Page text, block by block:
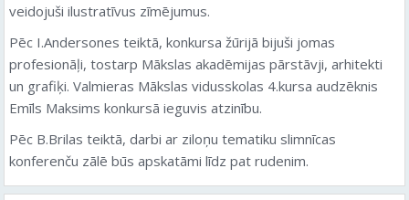
veidojuši ilustratīvus zīmējumus.
Pēc I.Andersones teiktā, konkursa žūrijā bijuši jomas
profesionāļi, tostarp Mākslas akadēmijas pārstāvji, arhitekti
un grafiķi. Valmieras Mākslas vidusskolas 4.kursa audzēknis
Emīls Maksims konkursā ieguvis atzinību.
Pēc B.Brilas teiktā, darbi ar ziloņu tematiku slimnīcas
konferenču zālē būs apskatāmi līdz pat rudenim.